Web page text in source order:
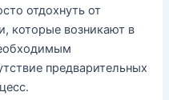
отдохнуть от
которые возникают в
предварительных